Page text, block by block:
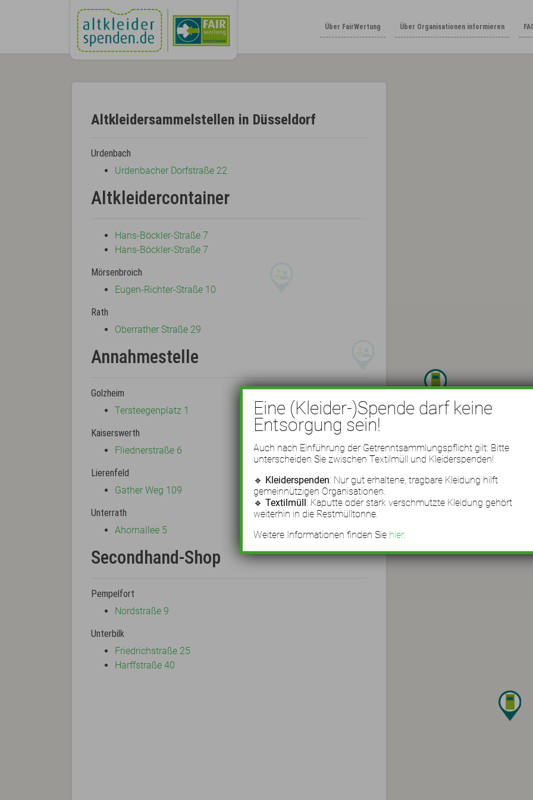
Über FairWertung Über Organisationen informieren
Altkleidersammelstellen in Düsseldorf
Urdenbach
Urdenbacher Dorfstraße 22
Altkleidercontainer
Hans-Böckler-Straße 7
Hans-Böckler-Straße 7
Mörsenbroich
Eugen-Richter-Straße 10
Rath
Oberrather Straße 29
Annahmestelle
Golzheim
Tersteegenplatz 1
Kaiserswerth
Fliednerstraße 6
Lierenfeld
Gather Weg 109
Unterrath
Ahornallee 5
Secondhand-Shop
Pempelfort
Nordstraße 9
Unterbilk
Friedrichstraße 25
Harffstraße 40
Eine (Kleider-)Spende darf keine
Entsorgung sein!
Auch nach Einführung der Getrenntsammlungspflicht gilt: Bitte
unterscheiden Sie zwischen Textilmüll und Kleiderspenden!
🔹 Kleiderspenden: Nur gut erhaltene, tragbare Kleidung hilft
gemeinnützigen Organisationen.
🔹Textilmüll: Kaputte oder stark verschmutzte Kleidung gehört
weiterhin in die Restmülltonne.
Weitere Informationen finden Sie hier.